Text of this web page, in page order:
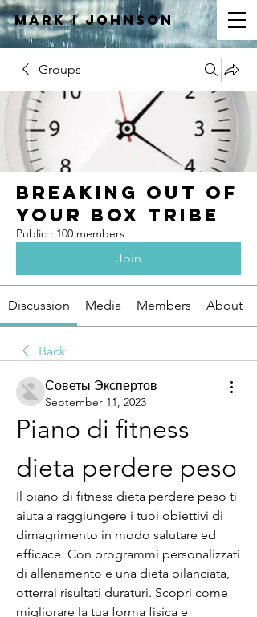
Mark IJOHNSON
Groups
Breaking Out of
Your Box Tribe
Public · 100 members
Join
Discussion Media Members About
Back
Советы Экспертов
September 11, 2023
Piano di fitness
dieta perdere peso
Il piano di fitness dieta perdere peso ti
aiuta a raggiungere i tuoi obiettivi di
dimagrimento in modo salutare ed
efficace. Con programmi personalizzati
di allenamento e una dieta bilanciata,
otterrai risultati duraturi. Scopri come
migliorare la tua forma fisica e